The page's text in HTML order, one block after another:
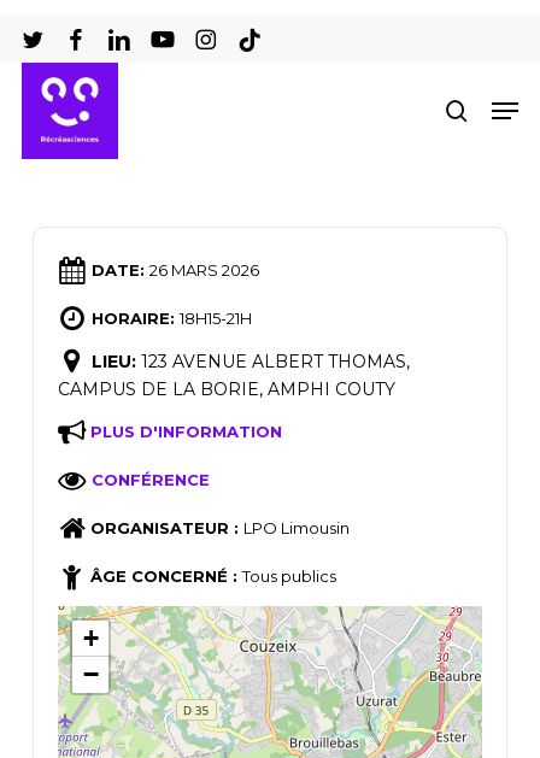
au
contenu
principal
DATE: 26 MARS 2026
HORAIRE:18H15-21H
LIEU: 123 AVENUE ALBERT THOMAS,
CAMPUS DE LA BORIE, AMPHI COUTY
PLUS D'INFORMATION
CONFÉRENCE
ORGANISATEUR : LPO Limousin
ÂGE CONCERNÉ :Tous publics
+
−
le